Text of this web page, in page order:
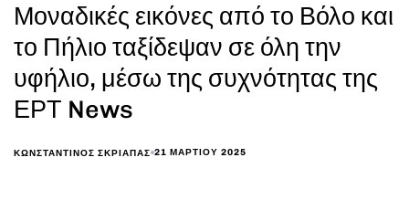
Μοναδικές εικόνες από το Βόλο και
το Πήλιο ταξίδεψαν σε όλη την
υφήλιο, μέσω της συχνότητας της
ΕΡΤ News
ΚΩΝΣΤΑΝΤΊΝΟΣ ΣΚΡΙΆΠΑΣ 21 ΜΑΡΤΊΟΥ 2025